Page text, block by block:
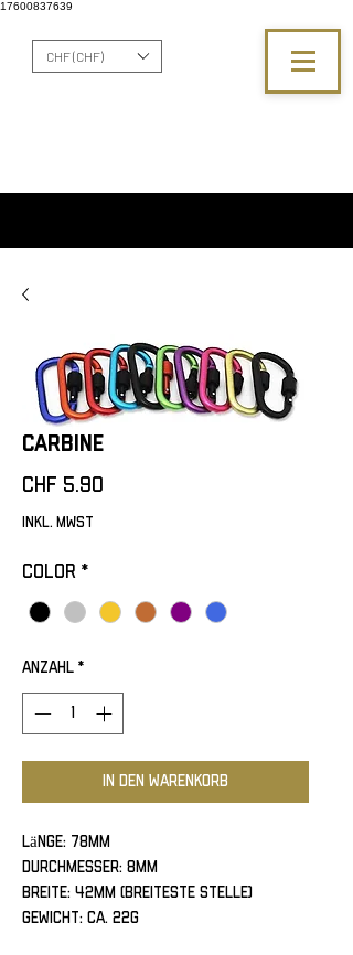
17600837639
CHF (CHF)
Carbine
CHF 5.90
inkl. MwSt
Color *
Anzahl *
In den Warenkorb
Länge: 78mm
Durchmesser: 8mm
Breite: 42mm (breiteste stelle)
Gewicht: ca. 22g